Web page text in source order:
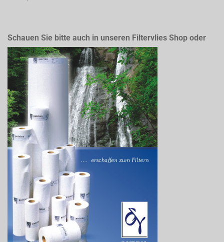
Schauen Sie bitte auch in unseren Filtervlies Shop oder